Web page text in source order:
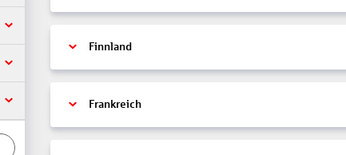
Finnland
Frankreich